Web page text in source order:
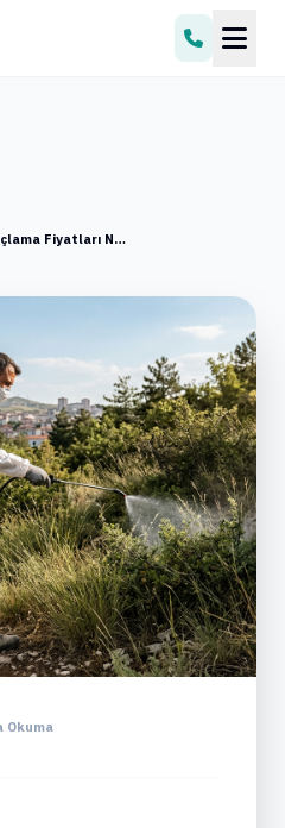
Mamak Kene İlaçlama Fiyatları Neye Göre Değişir
Okuma